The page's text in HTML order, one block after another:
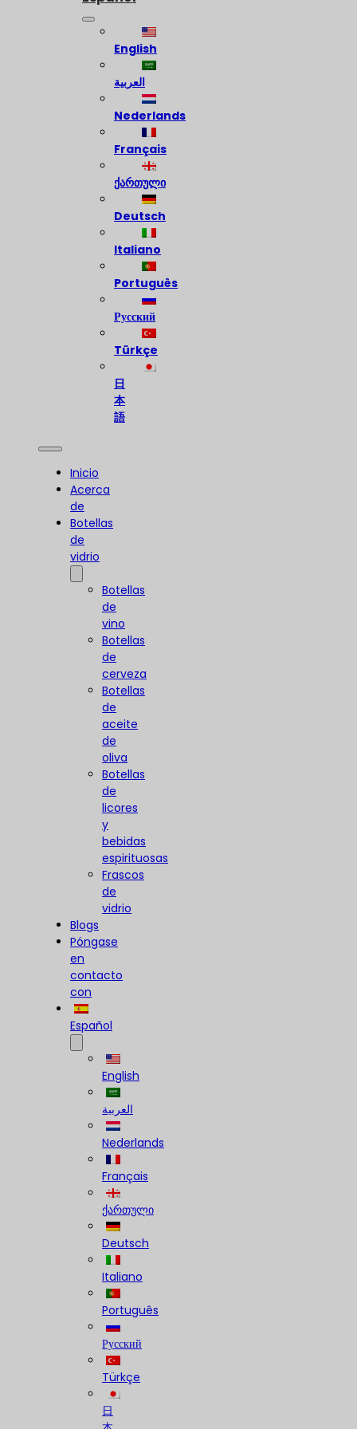
English
العربية
Nederlands
Français
ქართული
Deutsch
Italiano
Português
Русский
Türkçe
日
本
語
Inicio
Acerca
de
Botellas
de
vidrio
Botellas
de
vino
Botellas
de
cerveza
Botellas
de
aceite
de
oliva
Botellas
de
licores
y
bebidas
espirituosas
Frascos
de
vidrio
Blogs
Póngase
en
contacto
con
Español
English
العربية
Nederlands
Français
ქართული
Deutsch
Italiano
Português
Русский
Türkçe
日